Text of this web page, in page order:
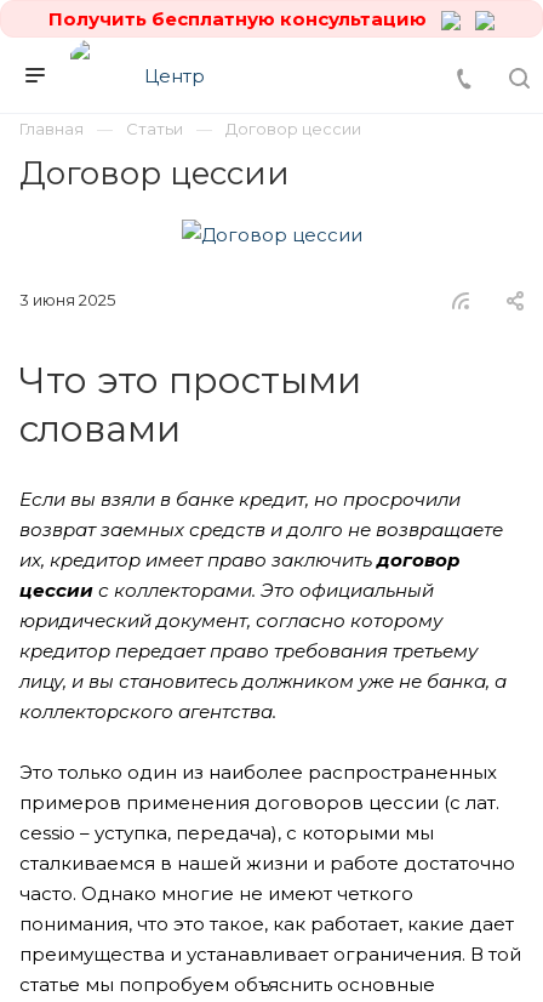
Получить бесплатную консультацию
Главная Статьи Договор цессии
Договор цессии
3 июня 2025
Что это простыми
словами
Если вы взяли в банке кредит, но просрочили
возврат заемных средств и долго не возвращаете
их, кредитор имеет право заключитьдоговор
цессии с коллекторами. Это официальный
юридический документ, согласно которому
кредитор передает право требования третьему
лицу, и вы становитесь должником уже не банка, а
коллекторского агентства.
Это только один из наиболее распространенных
примеров применения договоров цессии (с лат.
cessio – уступка, передача), с которыми мы
сталкиваемся в нашей жизни и работе достаточно
часто. Однако многие не имеют четкого
понимания, что это такое, как работает, какие дает
преимущества и устанавливает ограничения. В той
статье мы попробуем объяснить основные